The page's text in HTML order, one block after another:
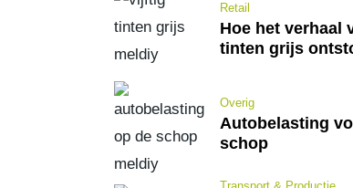
Retail
Hoe het verhaal
tinten grijs
Overig
Autobelasting
schop